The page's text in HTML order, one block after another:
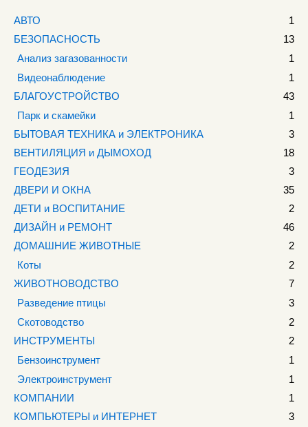
АВТО
1
БЕЗОПАСНОСТЬ
13
Анализ загазованности
1
Видеонаблюдение
1
БЛАГОУСТРОЙСТВО
43
Парк и скамейки
1
БЫТОВАЯ ТЕХНИКА и ЭЛЕКТРОНИКА
3
ВЕНТИЛЯЦИЯ и ДЫМОХОД
18
ГЕОДЕЗИЯ
3
ДВЕРИ И ОКНА
35
ДЕТИ и ВОСПИТАНИЕ
2
ДИЗАЙН и РЕМОНТ
46
ДОМАШНИЕ ЖИВОТНЫЕ
2
Коты
2
ЖИВОТНОВОДСТВО
7
Разведение птицы
3
Скотоводство
2
ИНСТРУМЕНТЫ
2
Бензоинструмент
1
Электроинструмент
1
КОМПАНИИ
1
КОМПЬЮТЕРЫ и ИНТЕРНЕТ
3